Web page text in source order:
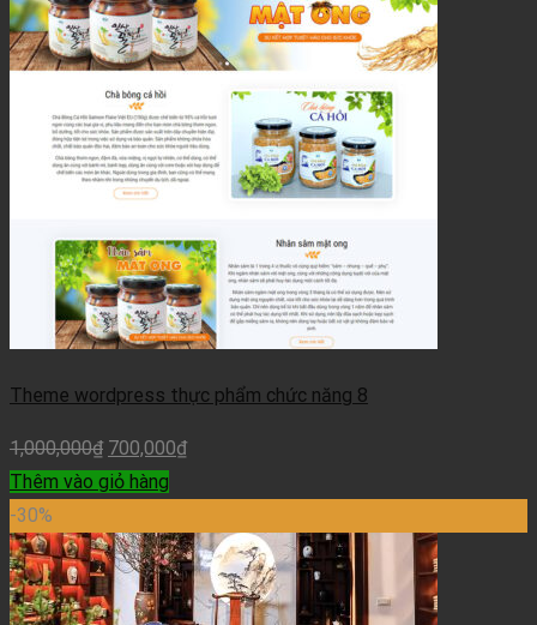
Theme wordpress thực phẩm chức năng 8
1,000,000₫ 700,000₫
Thêm vào giỏ hàng
-30%